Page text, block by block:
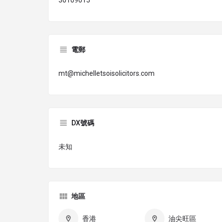
電郵
mt@michelletsoisolicitors.com
DX號碼
未知
地區
香港 油尖旺區